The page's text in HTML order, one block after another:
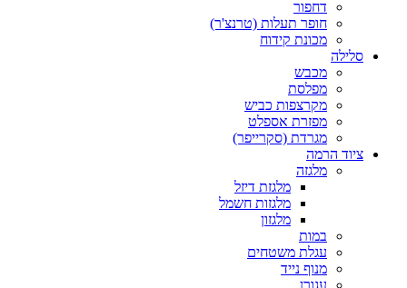
דחפור
חופר תעלות (טרנצ'ר)
מכונת קידוח
סלילה
מכבש
מפלסת
מקרצפות כביש
מפזרת אספלט
מגרדת (סקרייפר)
ציוד הרמה
מלגזה
מלגזת דיזל
מלגזות חשמל
מלגזון
במות
עגלת משטחים
מנוף נייד
עגורן